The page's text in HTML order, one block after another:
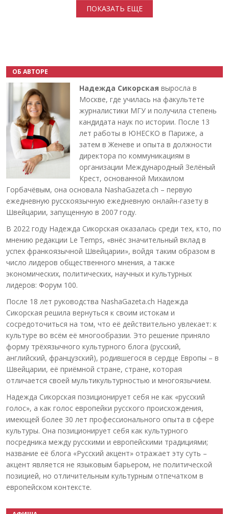
ПОКАЗАТЬ ЕЩЕ
ОБ АВТОРЕ
Надежда Сикорская выросла в
Москве, где училась на факультете
журналистики МГУ и получила степень
кандидата наук по истории. После 13
лет работы в ЮНЕСКО в Париже, а
затем в Женеве и опыта в должности
директора по коммуникациям в
организации Международный Зелёный
Крест, основанной Михаилом
Горбачёвым, она основала NashaGazeta.ch – первую
ежедневную русскоязычную ежедневную онлайн-газету в
Швейцарии, запущенную в 2007 году.
В 2022 году Надежда Сикорская оказалась среди тех, кто, по
мнению редакции Le Temps, «внёс значительный вклад в
успех франкоязычной Швейцарии», войдя таким образом в
число лидеров общественного мнения, а также
экономических, политических, научных и культурных
лидеров: Форум 100.
После 18 лет руководства NashaGazeta.ch Надежда
Сикорская решила вернуться к своим истокам и
сосредоточиться на том, что её действительно увлекает: к
культуре во всём её многообразии. Это решение приняло
форму трёхязычного культурного блога (русский,
английский, французский), родившегося в сердце Европы – в
Швейцарии, её приёмной стране, стране, которая
отличается своей мультикультурностью и многоязычием.
Надежда Сикорская позиционирует себя не как «русский
голос», а как голос европейки русского происхождения,
имеющей более 30 лет профессионального опыта в сфере
культуры. Она позиционирует себя как культурного
посредника между русскими и европейскими традициями;
название её блога «Русский акцент» отражает эту суть –
акцент является не языковым барьером, не политической
позицией, но отличительным культурным отпечатком в
европейском контексте.